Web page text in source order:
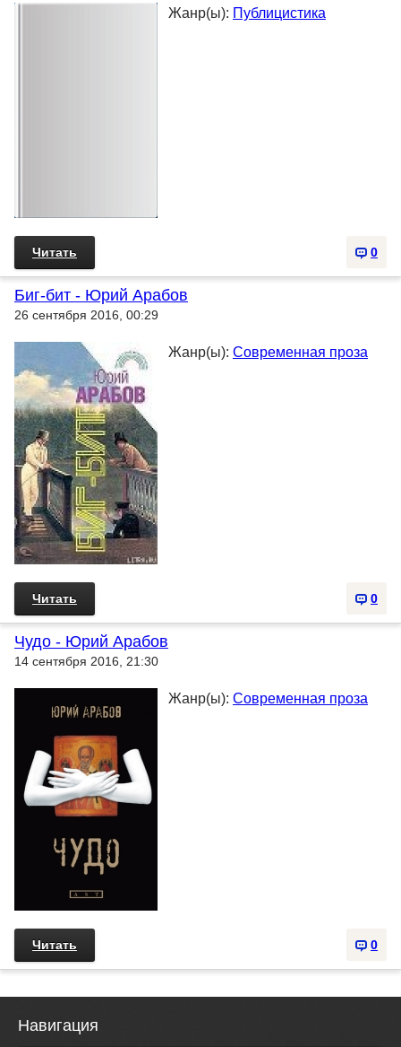
Жанр(ы): Публицистика
0
Читать
Биг-бит - Юрий Арабов
26 сентября 2016, 00:29
Жанр(ы): Современная проза
0
Читать
Чудо - Юрий Арабов
14 сентября 2016, 21:30
Жанр(ы): Современная проза
0
Читать
Навигация